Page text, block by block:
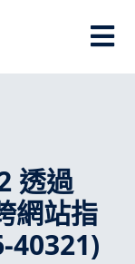
透過
網站指
40321)